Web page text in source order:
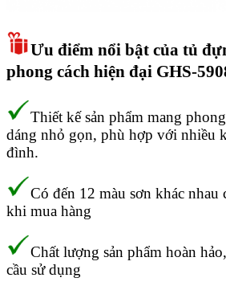
Ưu điểm nổi bật của tủ
phong cách hiện đại GHS-
Thiết kế sản phẩm mang
dáng nhỏ gọn, phù hợp với nhiều
đình.
Có đến 12 màu sơn khác nhau
khi mua hàng
Chất lượng sản phẩm hoàn
cầu sử dụng